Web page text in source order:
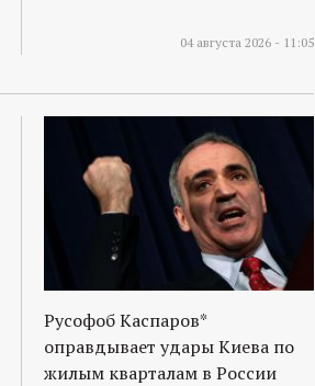
04 августа 2026 - 11:05
Русофоб Каспаров*
оправдывает удары Киева по
жилым кварталам в России